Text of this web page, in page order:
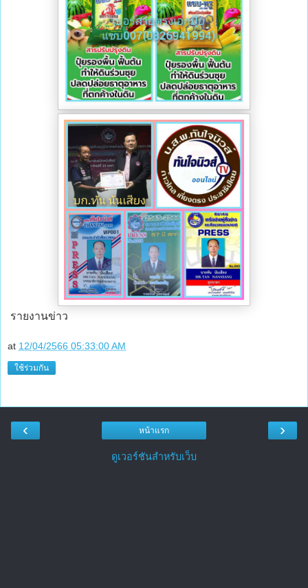
รายงานข่าว
at 12/04/2566 05:33:00 AM
ใช้ร่วมกัน
‹ ›
หน้าแรก
ดูเวอร์ชันสำหรับเว็บ